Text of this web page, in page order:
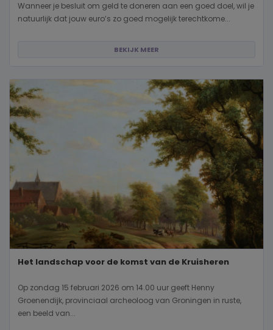
Wanneer je besluit om geld te doneren aan een goed doel, wil je
natuurlijk dat jouw euro’s zo goed mogelijk terechtkome...
BEKIJK MEER
Het landschap voor de komst van de Kruisheren
Op zondag 15 februari 2026 om 14.00 uur geeft Henny
Groenendijk, provinciaal archeoloog van Groningen in ruste,
een beeld van...